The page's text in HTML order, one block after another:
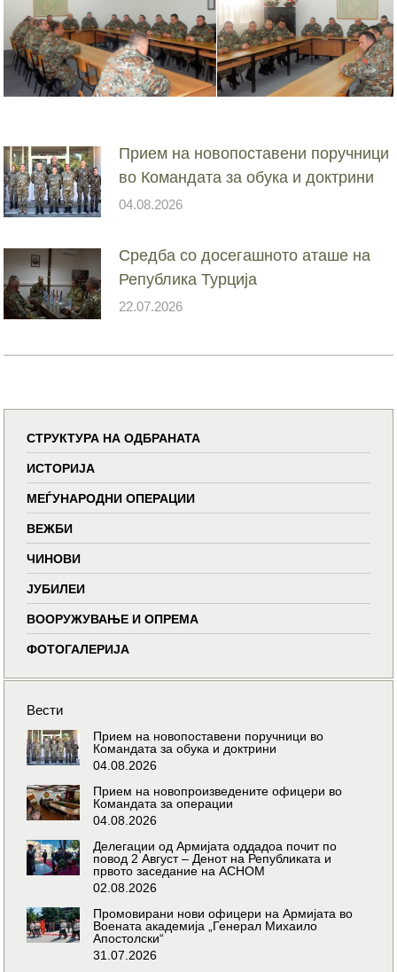
Прием на новопоставени поручници
во Командата за обука и доктрини
04.08.2026
Средба со досегашното аташе на
Република Турција
22.07.2026
СТРУКТУРА НА ОДБРАНАТА
ИСТОРИЈА
МЕЃУНАРОДНИ ОПЕРАЦИИ
ВЕЖБИ
ЧИНОВИ
ЈУБИЛЕИ
ВООРУЖУВАЊЕ И ОПРЕМА
ФОТОГАЛЕРИЈА
Вести
Прием на новопоставени поручници во
Командата за обука и доктрини
04.08.2026
Прием на новопроизведените офицери во
Командата за операции
04.08.2026
Делегации од Армијата оддадоа почит по
повод 2 Август – Денот на Републиката и
првото заседание на АСНОМ
02.08.2026
Промовирани нови офицери на Армијата во
Воената академија „Генерал Михаило
Апостолски“
31.07.2026